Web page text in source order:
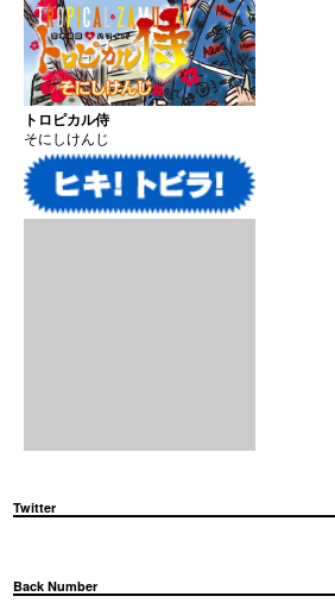
トロピカル侍
そにしけんじ
Twitter
Back Number